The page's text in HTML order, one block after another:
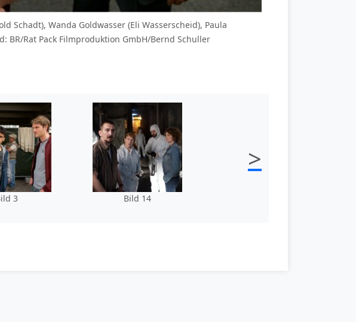
Schadt), Wanda Goldwasser (Eli Wasserscheid), Paula
BR/Rat Pack Filmproduktion GmbH/Bernd Schuller
3 Bild 14
>